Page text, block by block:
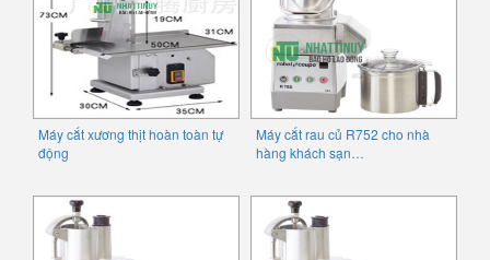
Máy cắt xương thịt hoàn toàn tự
động
Máy cắt rau củ R752 cho nhà
hàng khách sạn…